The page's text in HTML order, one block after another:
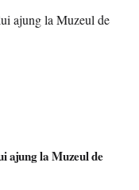
ajung la Muzeul de